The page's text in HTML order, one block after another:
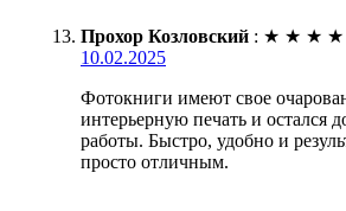
Прохор Козловский : ★ ★ ★ ★
10.02.2025
Фотокниги имеют свое
интерьерную печать и остался
работы. Быстро, удобно и
просто отличным.